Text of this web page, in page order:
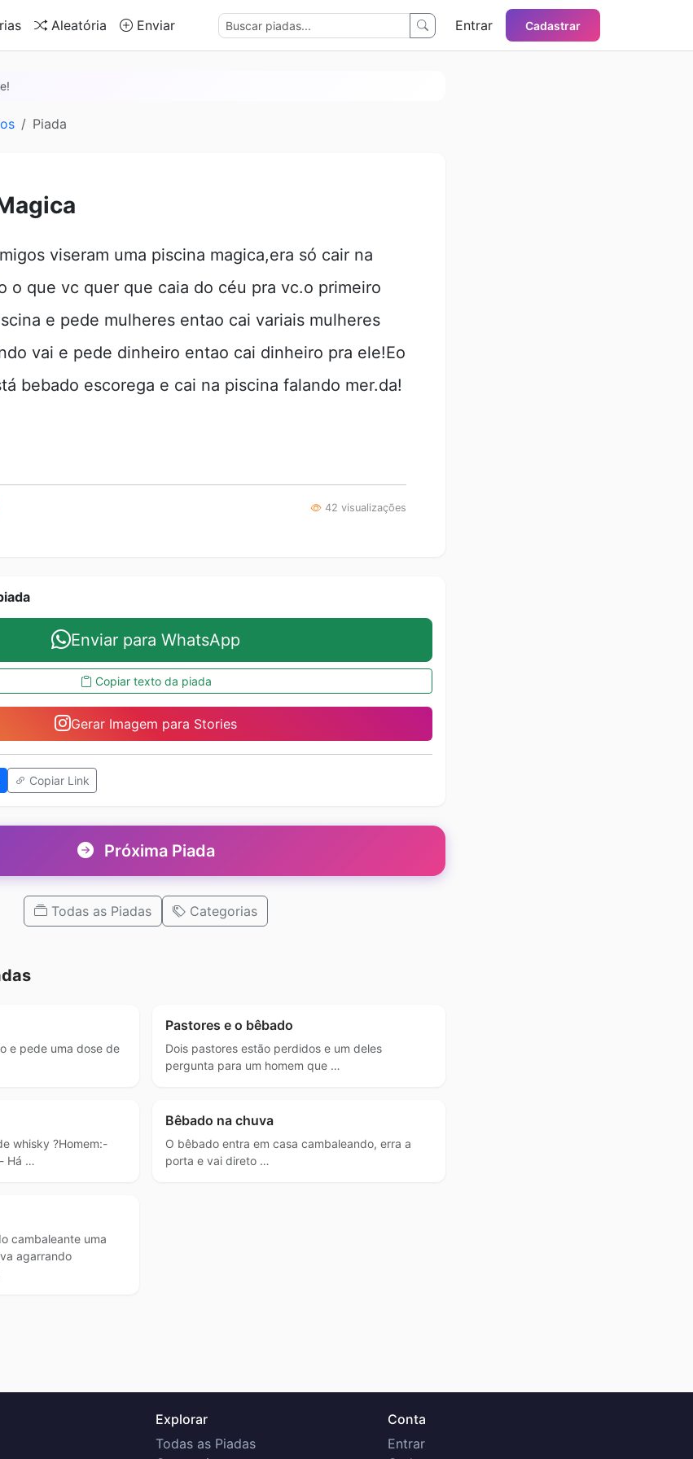
Aleatória Enviar Entrar Cadastrar
Piada
viseram uma piscina magica,era só cair na
o que vc quer que caia do céu pra vc.o primeiro
e pede mulheres entao cai variais mulheres
vai e pede dinheiro entao cai dinheiro pra ele!Eo
bebado escorega e cai na piscina falando mer.da!
42 visualizações
Enviar para WhatsApp
Copiar texto da piada
Gerar Imagem para Stories
Copiar Link
Próxima Piada
Todas as Piadas Categorias
e pede uma dose de
Pastores e o bêbado
Dois pastores estão perdidos e um deles
pergunta para um homem que …
whisky ?Homem:-
Há …
Bêbado na chuva
O bêbado entra em casa cambaleando, erra a
porta e vai direto …
cambaleante uma
agarrando
Explorar
Todas as Piadas
Conta
Entrar